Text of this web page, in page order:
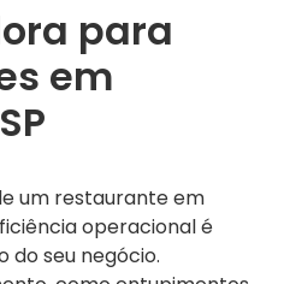
para
em
um restaurante em
operacional é
do seu negócio.